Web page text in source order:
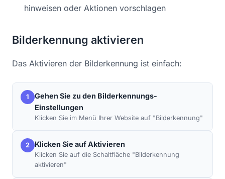
hinweisen oder Aktionen vorschlagen
Bilderkennung aktivieren
Das Aktivieren der Bilderkennung ist einfach:
1
Gehen Sie zu den Bilderkennungs-
Einstellungen
Klicken Sie im Menü Ihrer Website auf "Bilderkennung"
2 Klicken Sie auf Aktivieren
Klicken Sie auf die Schaltfläche "Bilderkennung
aktivieren"